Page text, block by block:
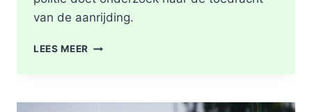
van de aanrijding.
LEES MEER GEWONDE
TWEE